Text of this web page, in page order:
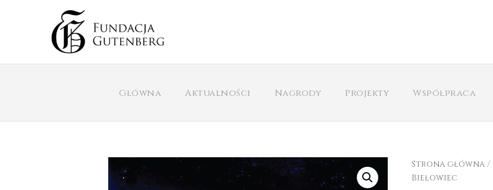
Główna Aktualności Nagrody Projekty Współpraca
Strona główna/
Biełowiec